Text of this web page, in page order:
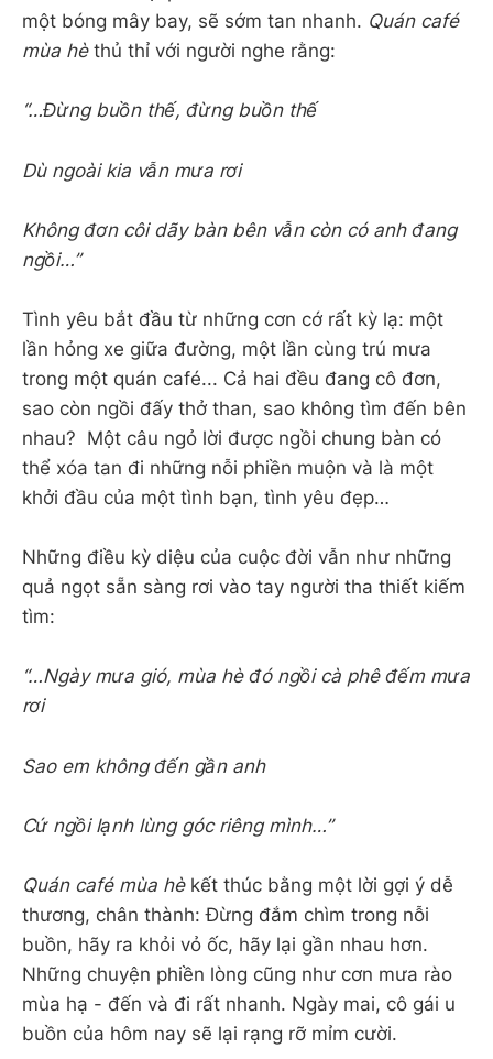
một bóng mây bay, sẽ sớm tan nhanh. Quán café
mùa hè thủ thỉ với người nghe rằng:
“…Đừng buồn thế, đừng buồn thế
Dù ngoài kia vẫn mưa rơi
Không đơn côi dãy bàn bên vẫn còn có anh đang
ngồi…”
Tình yêu bắt đầu từ những cơn cớ rất kỳ lạ: một
lần hỏng xe giữa đường, một lần cùng trú mưa
trong một quán café... Cả hai đều đang cô đơn,
sao còn ngồi đấy thở than, sao không tìm đến bên
nhau? Một câu ngỏ lời được ngồi chung bàn có
thể xóa tan đi những nỗi phiền muộn và là một
khởi đầu của một tình bạn, tình yêu đẹp…
Những điều kỳ diệu của cuộc đời vẫn như những
quả ngọt sẵn sàng rơi vào tay người tha thiết kiếm
tìm:
“…Ngày mưa gió, mùa hè đó ngồi cà phê đếm mưa
rơi
Sao em không đến gần anh
Cứ ngồi lạnh lùng góc riêng mình…”
Quán café mùa hè kết thúc bằng một lời gợi ý dễ
thương, chân thành: Đừng đắm chìm trong nỗi
buồn, hãy ra khỏi vỏ ốc, hãy lại gần nhau hơn.
Những chuyện phiền lòng cũng như cơn mưa rào
mùa hạ - đến và đi rất nhanh. Ngày mai, cô gái u
buồn của hôm nay sẽ lại rạng rỡ mỉm cười.